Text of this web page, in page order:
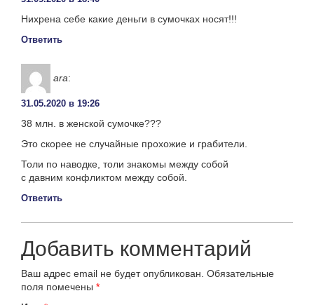
Нихрена себе какие деньги в сумочках носят!!!
Ответить
ara:
31.05.2020 в 19:26
38 млн. в женской сумочке???
Это скорее не случайные прохожие и грабители.
Толи по наводке, толи знакомы между собой
с давним конфликтом между собой.
Ответить
Добавить комментарий
Ваш адрес email не будет опубликован. Обязательные
поля помечены *